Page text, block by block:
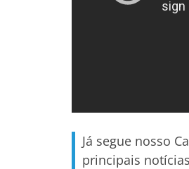
Já segue nosso
principais